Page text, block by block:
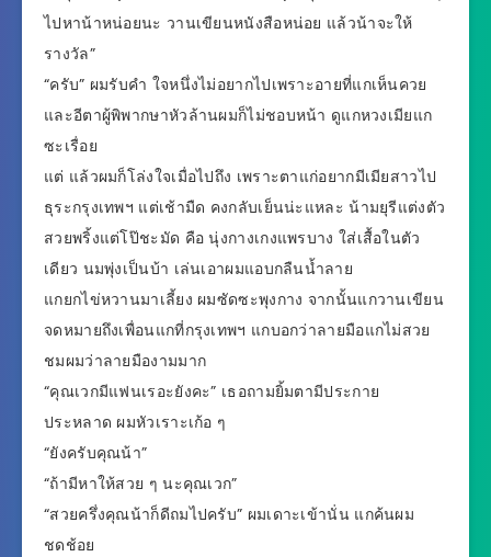
ไปหาน้าหน่อยนะ วานเขียนหนังสือหน่อย แล้วน้าจะให้
รางวัล”
“ครับ” ผมรับคำ ใจหนึ่งไม่อยากไปเพราะอายที่แกเห็นควย
และอีตาผู้พิพากษาหัวล้านผมก็ไม่ชอบหน้า ดูแกหวงเมียแก
ซะเรื่อย
แต่ แล้วผมก็โล่งใจเมื่อไปถึง เพราะตาแก่อยากมีเมียสาวไป
ธุระกรุงเทพฯ แต่เช้ามืด คงกลับเย็นน่ะแหละ น้ามยุรีแต่งตัว
สวยพริ้งแต่โป๊ชะมัด คือ นุ่งกางเกงแพรบาง ใส่เสื้อในตัว
เดียว นมพุ่งเป็นบ้า เล่นเอาผมแอบกลืนน้ำลาย
แกยกไข่หวานมาเลี้ยง ผมซัดซะพุงกาง จากนั้นแกวานเขียน
จดหมายถึงเพื่อนแกที่กรุงเทพฯ แกบอกว่าลายมือแกไม่สวย
ชมผมว่าลายมืองามมาก
“คุณเวกมีแฟนเรอะยังคะ” เธอถามยิ้มตามีประกาย
ประหลาด ผมหัวเราะเก้อ ๆ
“ยังครับคุณน้า”
“ถ้ามีหาให้สวย ๆ นะคุณเวก”
“สวยครึ่งคุณน้าก็ดีถมไปครับ” ผมเดาะเข้านั่น แกค้นผม
ชดช้อย